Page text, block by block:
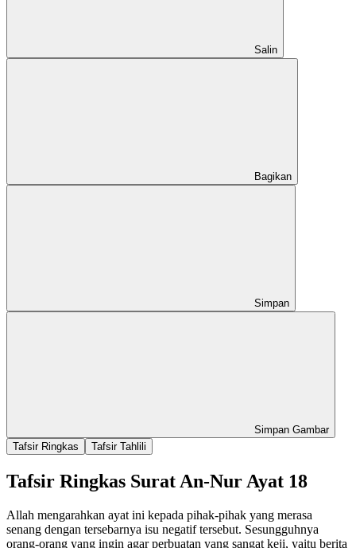
Salin
Bagikan
Simpan
Simpan Gambar
Tafsir Ringkas
Tafsir Tahlili
Tafsir Ringkas Surat An-Nur Ayat 18
Allah mengarahkan ayat ini kepada pihak-pihak yang merasa
senang dengan tersebarnya isu negatif tersebut. Sesungguhnya
orang-orang yang ingin agar perbuatan yang sangat keji, yaitu berita